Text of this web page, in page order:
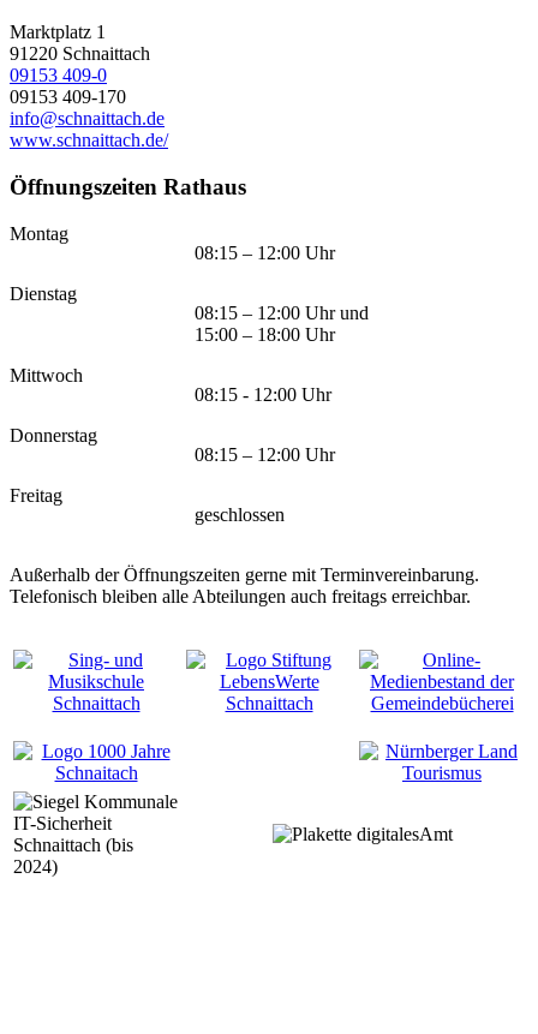
Marktplatz 1
91220 Schnaittach
09153 409-0
09153 409-170
info@schnaittach.de
www.schnaittach.de/
Öffnungszeiten Rathaus
Montag
08:15 – 12:00 Uhr
Dienstag
08:15 – 12:00 Uhr und
15:00 – 18:00 Uhr
Mittwoch
08:15 - 12:00 Uhr
Donnerstag
08:15 – 12:00 Uhr
Freitag
geschlossen
Außerhalb der Öffnungszeiten gerne mit Terminvereinbarung.
Telefonisch bleiben alle Abteilungen auch freitags erreichbar.